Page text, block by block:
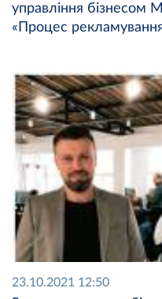
управління бізнесом
«Процес
23.10.2021 12:50